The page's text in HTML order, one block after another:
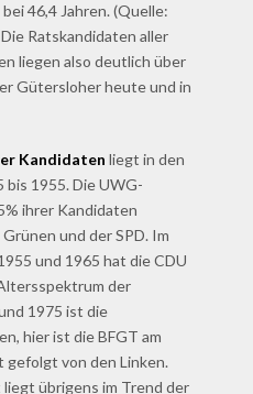
46,4 Jahren. (Quelle:
Ratskandidaten aller
liegen also deutlich über
Gütersloher heute und in
Kandidatenliegt in den
1955. Die UWG-
ihrer Kandidaten
und der SPD. Im
und 1965 hat die CDU
der
1975 ist die
hier ist die BFGT am
von den Linken.
übrigens im Trend der